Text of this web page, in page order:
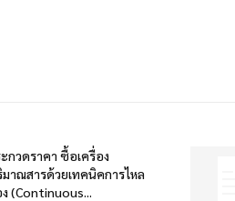
กวดราคา ซื้อเครื่อง
มาณสารด้วยเทคนิคการไหล
(Continuous...